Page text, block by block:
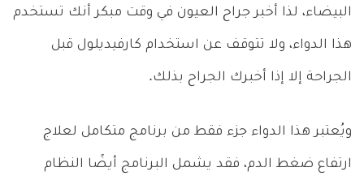
البيضاء، لذا أخبر جراح العيون في وقت مبكر أنك تستخدم
هذا الدواء، ولا تتوقف عن استخدام كارفيديلول قبل
الجراحة إلا إذا أخبرك الجراح بذلك.
ويُعتبر هذا الدواء جزء فقط من برنامج متكامل لعلاج
ارتفاع ضغط الدم، فقد يشمل البرنامج أيضًا النظام